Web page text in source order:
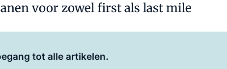
voor zowel first als last mile
tot alle artikelen.